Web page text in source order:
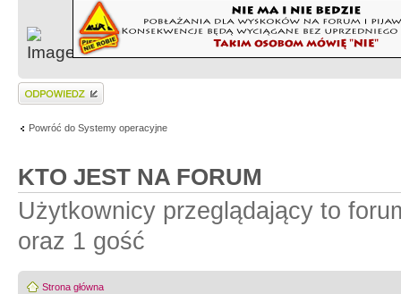
Wyślij odpowiedź
Powróć do Systemy operacyjne
KTO JEST NA FORUM
Użytkownicy przeglądający to
oraz 1 gość
Strona główna